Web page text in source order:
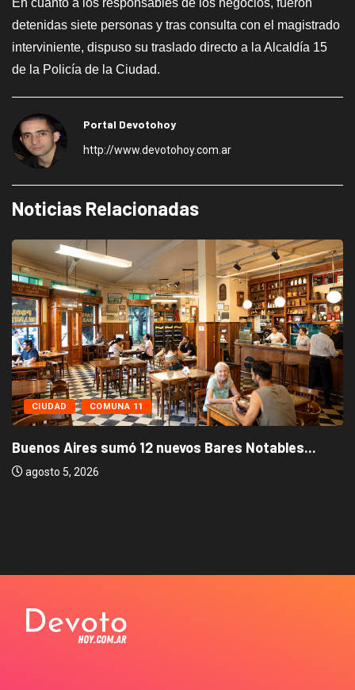
En cuanto a los responsables de los negocios, fueron
detenidas siete personas y tras consulta con el magistrado
interviniente, dispuso su traslado directo a la Alcaldía 15
de la Policía de la Ciudad.
Portal Devotohoy
http://www.devotohoy.com.ar
Noticias Relacionadas
CIUDAD COMUNA 11
Buenos Aires sumó 12 nuevos Bares Notables...
agosto 5, 2026